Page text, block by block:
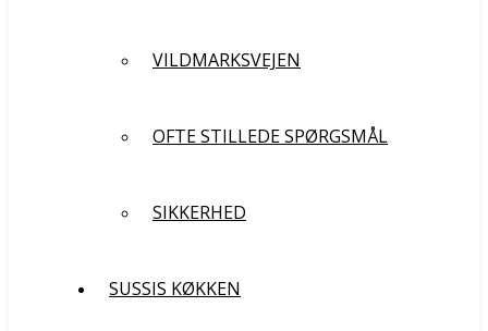
VILDMARKSVEJEN
OFTE STILLEDE SPØRGSMÅL
SIKKERHED
SUSSIS KØKKEN